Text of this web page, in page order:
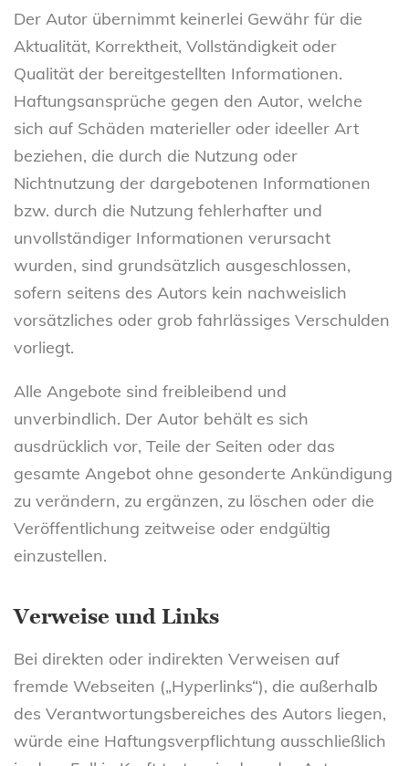
Der Autor übernimmt keinerlei Gewähr für die
Aktualität, Korrektheit, Vollständigkeit oder
Qualität der bereitgestellten Informationen.
Haftungsansprüche gegen den Autor, welche
sich auf Schäden materieller oder ideeller Art
beziehen, die durch die Nutzung oder
Nichtnutzung der dargebotenen Informationen
bzw. durch die Nutzung fehlerhafter und
unvollständiger Informationen verursacht
wurden, sind grundsätzlich ausgeschlossen,
sofern seitens des Autors kein nachweislich
vorsätzliches oder grob fahrlässiges Verschulden
vorliegt.
Alle Angebote sind freibleibend und
unverbindlich. Der Autor behält es sich
ausdrücklich vor, Teile der Seiten oder das
gesamte Angebot ohne gesonderte Ankündigung
zu verändern, zu ergänzen, zu löschen oder die
Veröffentlichung zeitweise oder endgültig
einzustellen.
Verweise und Links
Bei direkten oder indirekten Verweisen auf
fremde Webseiten („Hyperlinks“), die außerhalb
des Verantwortungsbereiches des Autors liegen,
würde eine Haftungsverpflichtung ausschließlich